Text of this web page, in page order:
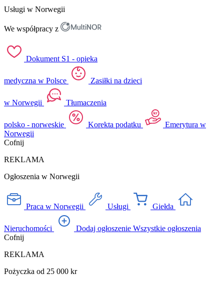
Usługi w Norwegii
We współpracy z
Dokument S1 - opieka
medyczna w Polsce Zasiłki na dzieci
w Norwegii Tłumaczenia
polsko - norweskie Korekta podatku
Emerytura w
Norwegii
Cofnij
REKLAMA
Ogłoszenia w Norwegii
Praca w Norwegii Usługi Giełda
Nieruchomości Dodaj ogłoszenie Wszystkie ogłoszenia
Cofnij
REKLAMA
Pożyczka od 25 000 kr